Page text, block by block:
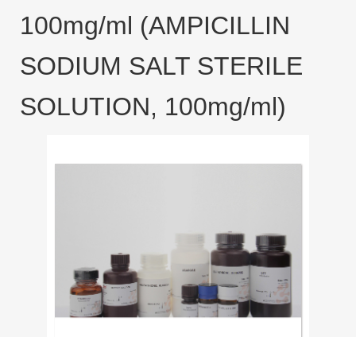
100mg/ml (AMPICILLIN
SODIUM SALT STERILE
SOLUTION, 100mg/ml)